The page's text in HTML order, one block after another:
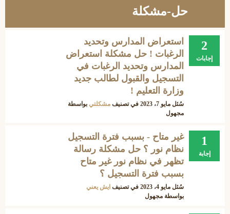
حل-مشكلة
2
إجابات
استعراض المدارس وتحديد
الرغبات ! حل مشكلة استعراض
المدارس وتحديد الرغبات في
التسجيل والقبول لطالب جديد
وزارة التعليم !
سُئل مايو 7، 2023 في تصنيف مشكلتي بواسطة
مجهول
1
إجابة
غير متاح - بسبب فترة التسجيل
نظام نور ؟ حل مشكلة رسالة
تظهر في نظام نور غير متاح
بسبب فترة التسجيل ؟
سُئل مايو 4، 2023 في تصنيف ايش يعني
بواسطة مجهول